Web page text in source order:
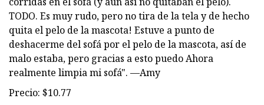
TODO. Es muy rudo, pero no tira de la tela y de hecho
quita el pelo de la mascota! Estuve a punto de
deshacerme del sofá por el pelo de la mascota, así de
malo estaba, pero gracias a esto puedo Ahora
realmente limpia mi sofá". —Amy
Precio: $10.77